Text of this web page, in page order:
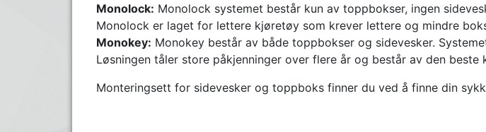
Monolock: Monolock systemet består kun av toppbokser, ingen
Monolock er laget for lettere kjøretøy som krever lettere og mindre
Monokey: Monokey består av både toppbokser og sidevesker.
Løsningen tåler store påkjenninger over flere år og består av den beste
Monteringsett for sidevesker og toppboks finner du ved å finne din